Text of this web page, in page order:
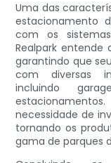
Uma das
estacionamento
com os
Realpark
garantindo que
com diversas
incluindo
necessidade de
tornando os
gama de parques